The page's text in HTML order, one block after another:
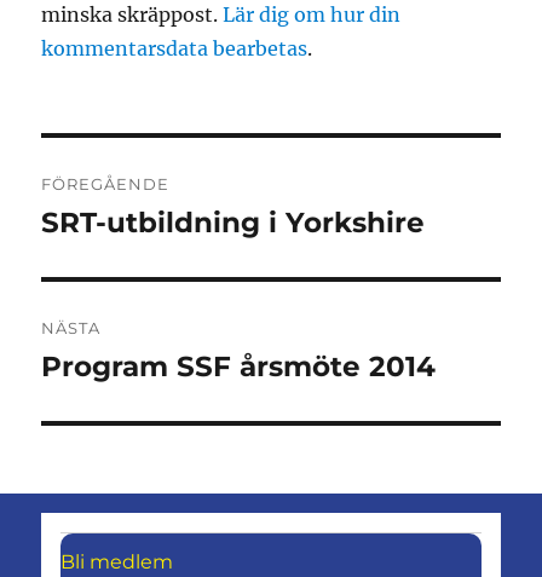
minska skräppost.Lär dig om hur din
kommentarsdata bearbetas.
FÖREGÅENDE
Föregående
SRT-utbildning i Yorkshire
NÄSTA
Nästa
Program SSF årsmöte 2014
Bli medlem